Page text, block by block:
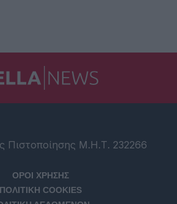
Πιστοποίησης Μ.Η.Τ. 232266
ΟΡΟΙ ΧΡΗΣΗΣ
ΠΟΛΙΤΙΚΗ COOKIES